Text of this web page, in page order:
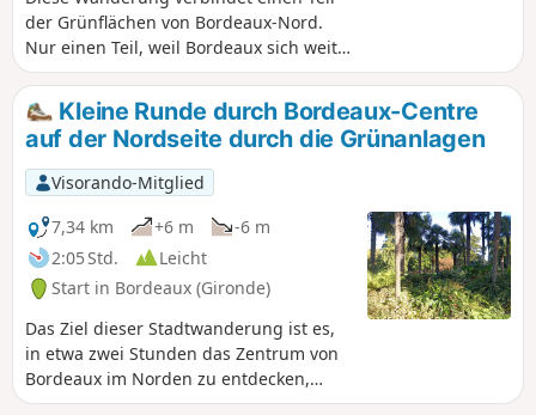
der Grünflächen von Bordeaux-Nord.
Nur einen Teil, weil Bordeaux sich weit
nach Norden erstreckt und es schwierig
erscheint, alle Grünflächen im Rahmen
einer angemessenen Wanderung zu
besuchen.Die Wanderung beginnt an
der Place des Quinconces, schlängelt
sich durch die schönen Viertel mit ihren
Grünflächen, die nachts geschlossen
sind, und führt nach dem Parc Marceau
durch die beliebteren Viertel Grand-
Parc, Chartrons und Bacalan, die derzeit
renoviert werden, mit einer Rückkehr
entlang der Garonne.Diese Wanderung
kann auch mit dem Fahrrad
unternommen werden, wobei auf Autos
Kleine Runde durch Bordeaux-Centre
auf der Nordseite durch die Grünanlagen
Visorando-Mitglied
7,34 km
+6 m
-6 m
2:05 Std.
Leicht
Start in Bordeaux (Gironde)
Das Ziel dieser Stadtwanderung ist es,
in etwa zwei Stunden das Zentrum von
Bordeaux im Norden zu entdecken,
wobei öffentliche und private